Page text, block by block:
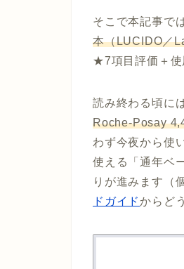
そこで本記事で
本（LUCIDO／
★7項目評価＋使
読み終わる頃に
Roche-Posay
わず今夜から使
使える「通年ベ
りが進みます（
ドガイドからど